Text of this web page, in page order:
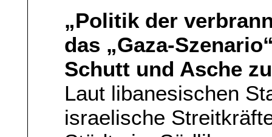
„Politik der
das „Gaza-
Schutt und Asche
Laut libanesischen
israelische